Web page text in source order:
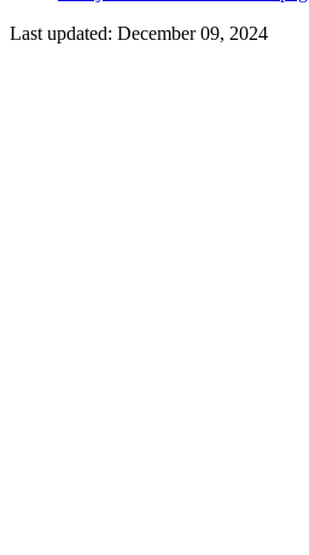
Last updated: December 09, 2024